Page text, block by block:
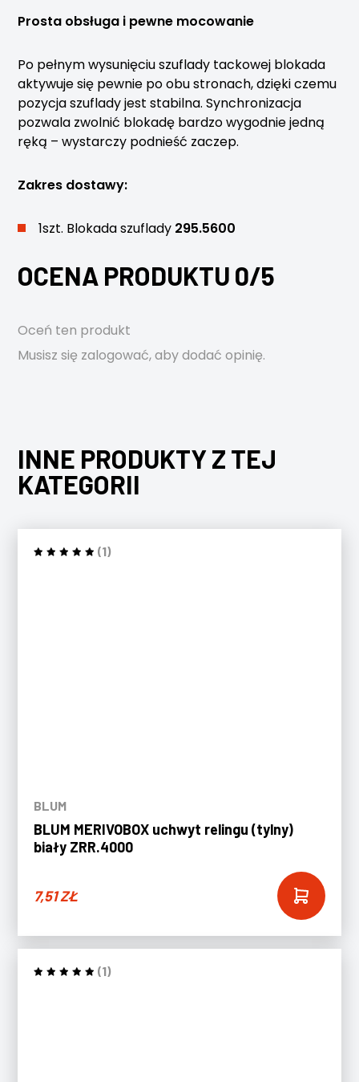
Prosta obsługa i pewne mocowanie
Po pełnym wysunięciu szuflady tackowej blokada
aktywuje się pewnie po obu stronach, dzięki czemu
pozycja szuflady jest stabilna. Synchronizacja
pozwala zwolnić blokadę bardzo wygodnie jedną
ręką – wystarczy podnieść zaczep.
Zakres dostawy:
1szt. Blokada szuflady 295.5600
OCENA PRODUKTU 0/5
Oceń ten produkt
Musisz się zalogować, aby dodać opinię.
INNE PRODUKTY Z TEJ
KATEGORII
(1)
BLUM
BLUM MERIVOBOX uchwyt relingu (tylny)
biały ZRR.4000
7,51ZŁ
(1)